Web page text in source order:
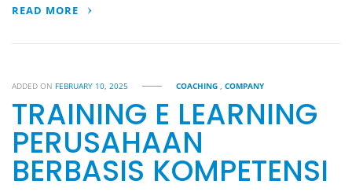
READ MORE
ADDED ON FEBRUARY 10, 2025 COACHING ,COMPANY
TRAINING E LEARNING
PERUSAHAAN
BERBASIS KOMPETENSI